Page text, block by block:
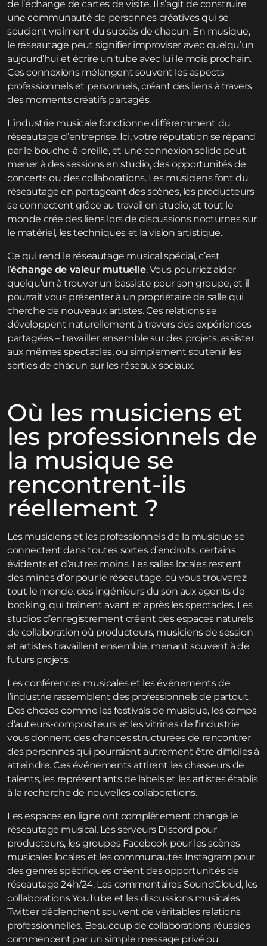
de l’échange de cartes de visite. Il s’agit de construire
une communauté de personnes créatives qui se
soucient vraiment du succès de chacun. En musique,
le réseautage peut signifier improviser avec quelqu’un
aujourd’hui et écrire un tube avec lui le mois prochain.
Ces connexions mélangent souvent les aspects
professionnels et personnels, créant des liens à travers
des moments créatifs partagés.
L’industrie musicale fonctionne différemment du
réseautage d’entreprise. Ici, votre réputation se répand
par le bouche-à-oreille, et une connexion solide peut
mener à des sessions en studio, des opportunités de
concerts ou des collaborations. Les musiciens font du
réseautage en partageant des scènes, les producteurs
se connectent grâce au travail en studio, et tout le
monde crée des liens lors de discussions nocturnes sur
le matériel, les techniques et la vision artistique.
Ce qui rend le réseautage musical spécial, c’est
l’échange de valeur mutuelle. Vous pourriez aider
quelqu’un à trouver un bassiste pour son groupe, et il
pourrait vous présenter à un propriétaire de salle qui
cherche de nouveaux artistes. Ces relations se
développent naturellement à travers des expériences
partagées – travailler ensemble sur des projets, assister
aux mêmes spectacles, ou simplement soutenir les
sorties de chacun sur les réseaux sociaux.
Où les musiciens et
les professionnels de
la musique se
rencontrent-ils
réellement ?
Les musiciens et les professionnels de la musique se
connectent dans toutes sortes d’endroits, certains
évidents et d’autres moins. Les salles locales restent
des mines d’or pour le réseautage, où vous trouverez
tout le monde, des ingénieurs du son aux agents de
booking, qui traînent avant et après les spectacles. Les
studios d’enregistrement créent des espaces naturels
de collaboration où producteurs, musiciens de session
et artistes travaillent ensemble, menant souvent à de
futurs projets.
Les conférences musicales et les événements de
l’industrie rassemblent des professionnels de partout.
Des choses comme les festivals de musique, les camps
d’auteurs-compositeurs et les vitrines de l’industrie
vous donnent des chances structurées de rencontrer
des personnes qui pourraient autrement être difficiles à
atteindre. Ces événements attirent les chasseurs de
talents, les représentants de labels et les artistes établis
à la recherche de nouvelles collaborations.
Les espaces en ligne ont complètement changé le
réseautage musical. Les serveurs Discord pour
producteurs, les groupes Facebook pour les scènes
musicales locales et les communautés Instagram pour
des genres spécifiques créent des opportunités de
réseautage 24h/24. Les commentaires SoundCloud, les
collaborations YouTube et les discussions musicales
Twitter déclenchent souvent de véritables relations
professionnelles. Beaucoup de collaborations réussies
commencent par un simple message privé ou